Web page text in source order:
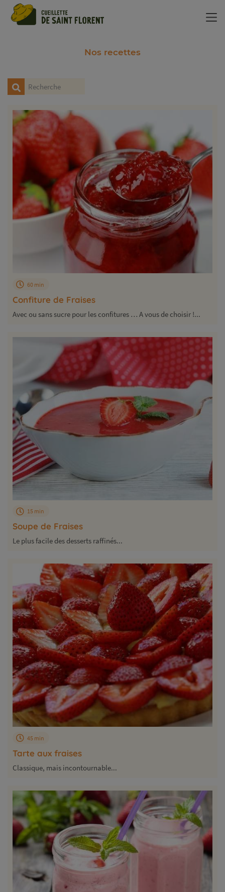
Nos recettes
Confiture de Fraises
60 min
Avec ou sans sucre pour les confitures … A vous de choisir !...
Soupe de Fraises
15 min
Le plus facile des desserts raffinés...
Tarte aux fraises
45 min
Classique, mais incontournable...
Panneau de gestion des cookies